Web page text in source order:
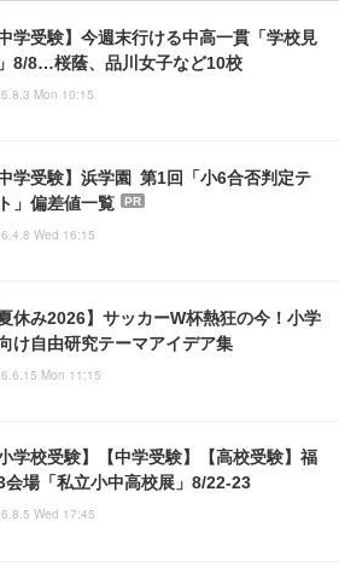
中学受験】今週末行ける中高一貫「学校見
8/8…桜蔭、品川女子など10校
Mon 10:15
中学受験】浜学園 第1回「小6合否判定テ
」偏差値一覧
PR
Wed 16:15
夏休み2026】サッカーW杯熱狂の今！小学
け自由研究テーマアイデア集
Mon 11:15
小学校受験】【中学受験】【高校受験】福
会場「私立小中高校展」8/22-23
Wed 17:45